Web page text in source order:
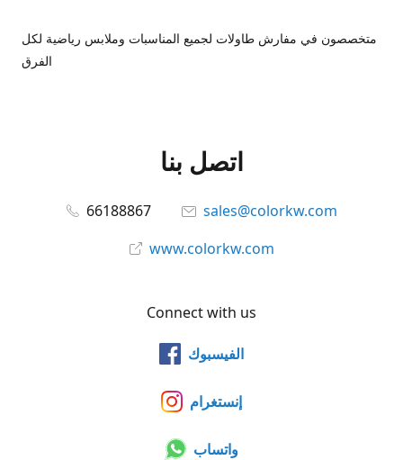
متخصصون في مفارش طاولات لجميع المناسبات وملابس رياضية لكل
الفرق
اتصل بنا
66188867
sales@colorkw.com
www.colorkw.com
Connect with us
الفيسبوك
إنستغرام
واتساب